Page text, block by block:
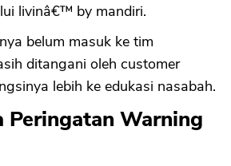
livinâ€™ by mandiri.
belum masuk ke tim
ditangani oleh customer
lebih ke edukasi nasabah.
Peringatan Warning